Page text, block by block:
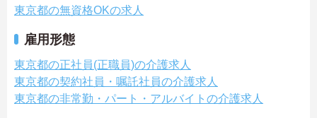
東京都の無資格OKの求人
雇用形態
東京都の正社員(正職員)の介護求人
東京都の契約社員・嘱託社員の介護求人
東京都の非常勤・パート・アルバイトの介護求人